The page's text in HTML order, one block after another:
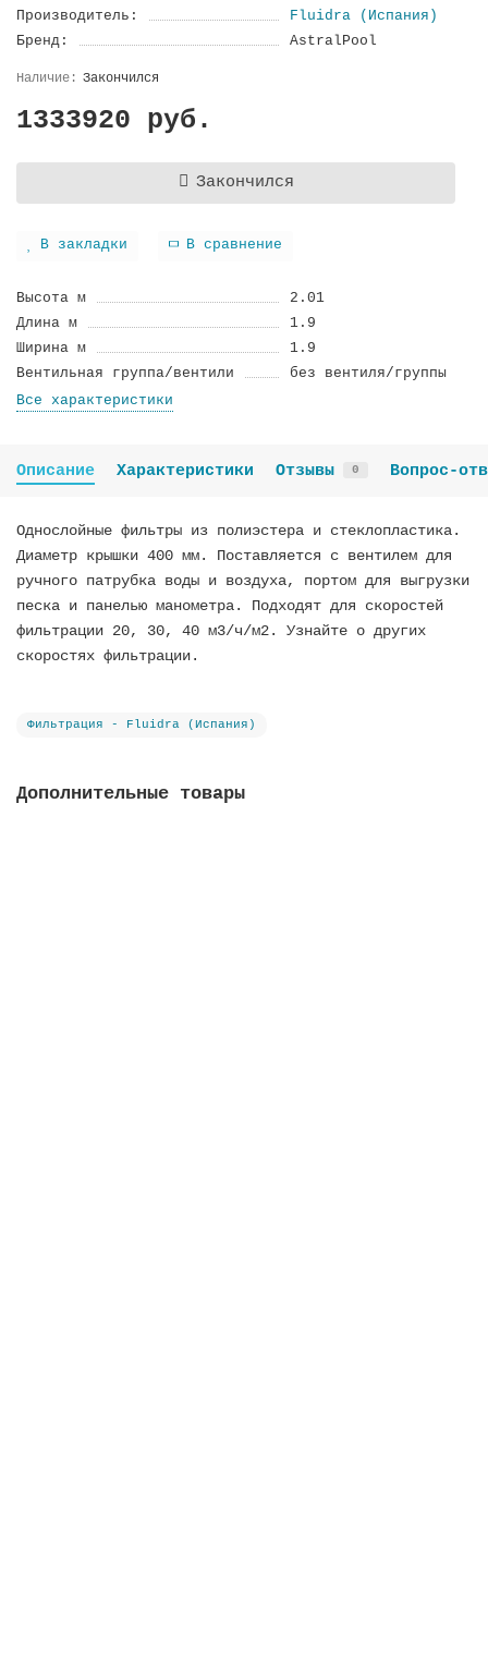
Производитель:
Fluidra (Испания)
Бренд:
AstralPool
Закончился
1333920 руб.
Закончился
В закладки В сравнение
Высота м
2.01
Длина м
1.9
Ширина м
1.9
Вентильная группа/вентили
без вентиля/группы
Все характеристики
Описание Характеристики Отзывы 0 Вопрос-
Однослойные фильтры из полиэстера и стеклопластика.
Диаметр крышки 400 мм. Поставляется с вентилем для
ручного патрубка воды и воздуха, портом для выгрузки
песка и панелью манометра. Подходят для скоростей
фильтрации 20, 30, 40 м3/ч/м2. Узнайте о других
скоростях фильтрации.
Фильтрация - Fluidra (Испания)
Дополнительные товары